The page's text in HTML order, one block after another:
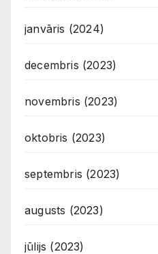
janvāris (2024)
decembris (2023)
novembris (2023)
oktobris (2023)
septembris (2023)
augusts (2023)
jūlijs (2023)